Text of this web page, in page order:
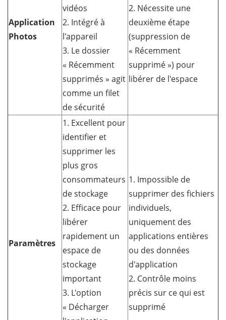
Application
Photos
vidéos
2. Intégré à
l'appareil
3. Le dossier
« Récemment
supprimés » agit
comme un filet
de sécurité
2. Nécessite une
deuxième étape
(suppression de
« Récemment
supprimé ») pour
libérer de l'espace
Paramètres
1. Excellent pour
identifier et
supprimer les
plus gros
consommateurs
de stockage
2. Efficace pour
libérer
rapidement un
espace de
stockage
important
3. L'option
« Décharger
1. Impossible de
supprimer des fichiers
individuels,
uniquement des
applications entières
ou des données
d'application
2. Contrôle moins
précis sur ce qui est
supprimé